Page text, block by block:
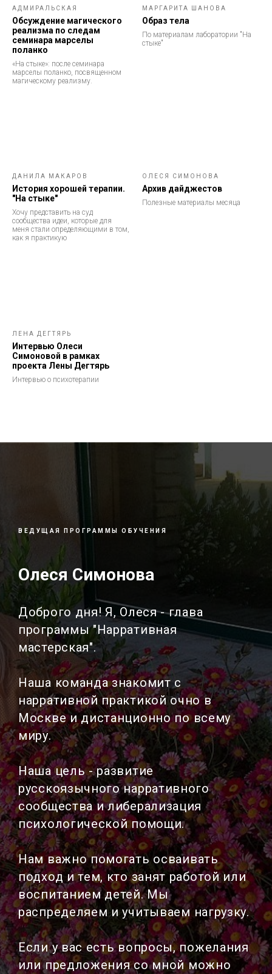
АДМИРАЛЬСКАЯ
Обсуждение магического
реализма по следам
семинара марселы
поланко
«На стыке»: после семинара
марселы поланко, посвященном
магическому реализму.
МАРГАРИТА ШАНОВА
Образ тела
По материалам лаборатории "На
стыке"
ДАНИЛА МАКАРОВ
История хорошей терапии.
"На стыке"
Хочу представить на суд
сообщества идеи, которые для
меня стали определяющими в том,
как я практикую
ОЛЕСЯ СИМОНОВА
Архив дайджестов
Полезные материалы месяца
ЛЕНА ДЕГТЯРЬ
Интервью Олеси
Симоновой в рамках
проекта Лены Дегтярь
Интервью о психотерапии
ВЕДУЩАЯ ПРОГРАММЫ ОБУЧЕНИЯ
Олеся Симонова
Доброго дня! Я, Олеся - глава
программы "Нарративная
мастерская".
Наша команда знакомит с
нарративной практикой очно в
Москве и дистанционно по всему
миру.
Наша цель - развитие
русскоязычного нарративного
сообщества и либерализация
психологической помощи.
Нам важно помогать осваивать
подход и тем, кто занят работой или
воспитанием детей. Мы
распределяем и учитываем нагрузку.
Если у вас есть вопросы, пожелания
или предложения со мной можно